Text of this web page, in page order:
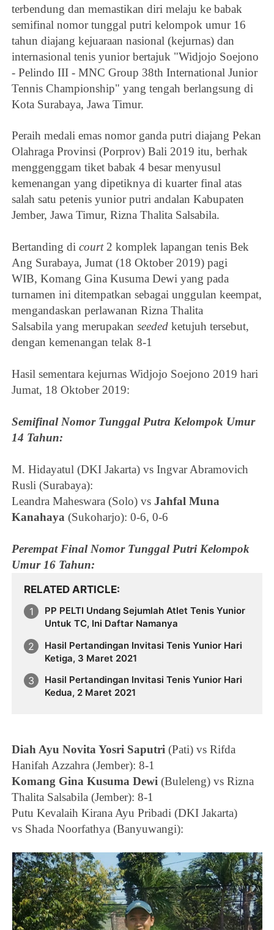
terbendung dan memastikan diri melaju ke babak
semifinalnomor tunggal putri kelompok umur 16
tahun diajangkejuaraan nasional (kejurnas) dan
internasional tenis yunior bertajuk "Widjojo Soejono
- Pelindo III - MNC Group 38th International Junior
Tennis Championship" yang tengah berlangsung di
Kota Surabaya, Jawa Timur.
Peraih medali emas nomor ganda putri diajang Pekan
Olahraga Provinsi (Porprov) Bali 2019 itu, berhak
menggenggam tiket babak 4 besar menyusul
kemenangan yang dipetiknya di kuarter final atas
salah satu petenis yunior putri andalan Kabupaten
Jember, Jawa Timur,Rizna Thalita Salsabila.
Bertanding dicourt 2 komplek lapangan tenis Bek
Ang Surabaya, Jumat (18 Oktober 2019) pagi
WIB,Komang Gina Kusuma Dewi yang pada
turnamen ini ditempatkan sebagai unggulan keempat,
mengandaskan perlawananRizna Thalita
Salsabila yang merupakanseededketujuh tersebut,
dengan kemenangan telak 8-1
Hasil sementara kejurnas Widjojo Soejono 2019 hari
Jumat, 18 Oktober 2019:
Semifinal Nomor Tunggal Putra Kelompok Umur
14 Tahun:
M. Hidayatul (DKI Jakarta) vsIngvar Abramovich
Rusli (Surabaya):
Leandra Maheswara (Solo) vsJahfal Muna
Kanahaya (Sukoharjo): 0-6, 0-6
Perempat Final Nomor Tunggal Putri Kelompok
Umur 16 Tahun:
RELATED ARTICLE
PP PELTI Undang Sejumlah Atlet Tenis Yunior
Untuk TC, Ini Daftar Namanya
Hasil Pertandingan Invitasi Tenis Yunior Hari
Ketiga, 3 Maret 2021
Hasil Pertandingan Invitasi Tenis Yunior Hari
Kedua, 2 Maret 2021
Diah Ayu Novita Yosri Saputri(Pati) vsRifda
Hanifah Azzahra (Jember): 8-1
Komang Gina Kusuma Dewi (Buleleng) vsRizna
Thalita Salsabila (Jember):8-1
Putu Kevalaih Kirana Ayu Pribadi(DKI Jakarta)
vs Shada Noorfathya(Banyuwangi):